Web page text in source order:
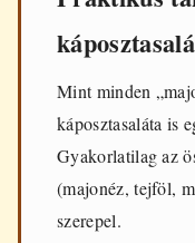
Mint minden
káposztasaláta is
Gyakorlatilag az
(majonéz, tejföl,
szerepel.